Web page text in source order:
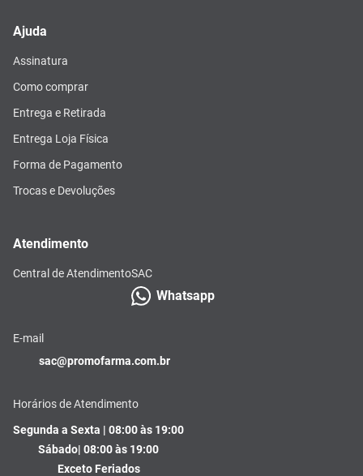
Ajuda
Assinatura
Como comprar
Entrega e Retirada
Entrega Loja Física
Forma de Pagamento
Trocas e Devoluções
Atendimento
Central de AtendimentoSAC
Whatsapp
E-mail
sac@promofarma.com.br
Horários de Atendimento
Segunda a Sexta | 08:00 às 19:00
Sábado| 08:00 às 19:00
Exceto Feriados